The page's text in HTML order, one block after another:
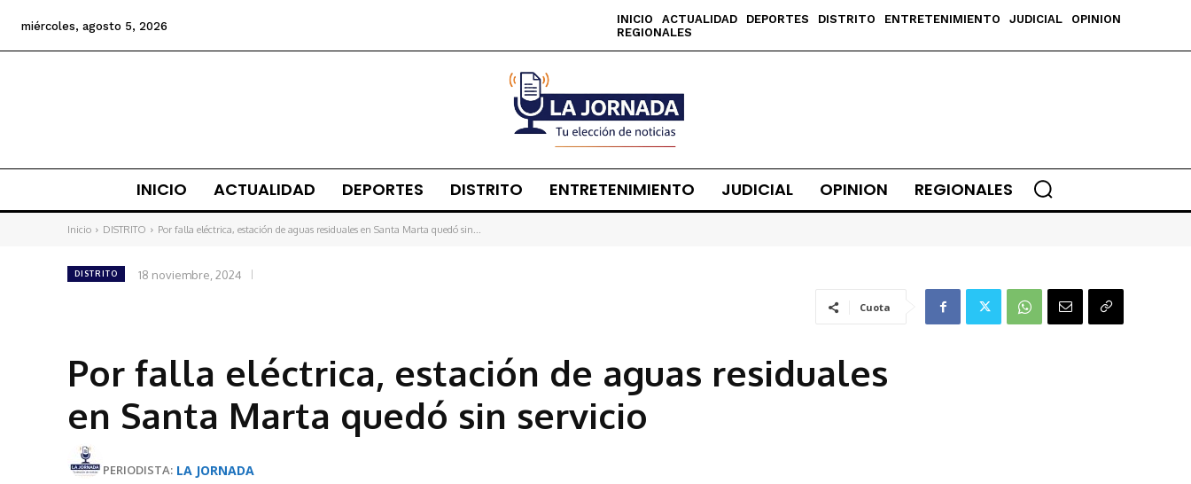
miércoles, agosto 5, 2026 INICIO ACTUALIDAD DEPORTES DISTRITO ENTRETENIMIENTO JUDICIAL
OPINION
REGIONALES
INICIO ACTUALIDAD DEPORTES DISTRITO ENTRETENIMIENTO JUDICIAL OPINION REGIONALES
Inicio DISTRITO Por falla eléctrica, estación de aguas residuales en Santa Marta quedó sin...
DISTRITO 18 noviembre, 2024
Cuota
Por falla eléctrica, estación de aguas residuales
en Santa Marta quedó sin servicio
PERIODISTA: LA JORNADA